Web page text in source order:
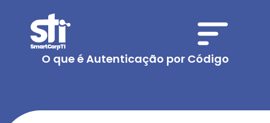
O que é Autenticação por Código